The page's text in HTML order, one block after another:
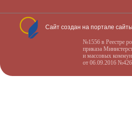
Сайт создан на портале
№1556 в Реестре
приказа
и массовых
от 06.09.2016